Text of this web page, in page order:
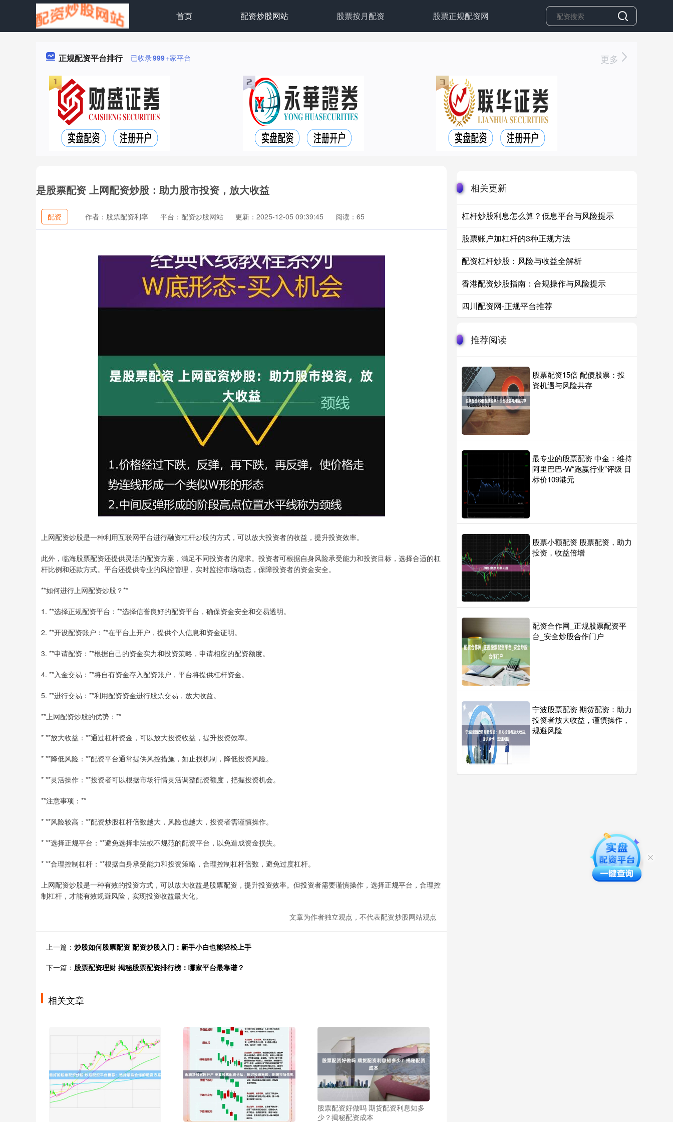
首页 配资炒股网站 股票按月配资 股票正规配资网
正规配资平台排行 已收录999+家平台 更多
是股票配资 上网配资炒股：助力股市投资，放大收益
配资 作者：股票配资利率 平台：配资炒股网站 更新：2025-12-05 09:39:45 阅读：65
上网配资炒股是一种利用互联网平台进行融资杠杆炒股的方式，可以放大投资者的收益，提升投资效率。
此外，临海股票配资还提供灵活的配资方案，满足不同投资者的需求。投资者可根据自身风险承受能力和投资目标，选择合适的杠
杆比例和还款方式。平台还提供专业的风控管理，实时监控市场动态，保障投资者的资金安全。
**如何进行上网配资炒股？**
1. **选择正规配资平台：**选择信誉良好的配资平台，确保资金安全和交易透明。
2. **开设配资账户：**在平台上开户，提供个人信息和资金证明。
3. **申请配资：**根据自己的资金实力和投资策略，申请相应的配资额度。
4. **入金交易：**将自有资金存入配资账户，平台将提供杠杆资金。
5. **进行交易：**利用配资资金进行股票交易，放大收益。
**上网配资炒股的优势：**
* **放大收益：**通过杠杆资金，可以放大投资收益，提升投资效率。
* **降低风险：**配资平台通常提供风控措施，如止损机制，降低投资风险。
* **灵活操作：**投资者可以根据市场行情灵活调整配资额度，把握投资机会。
**注意事项：**
* **风险较高：**配资炒股杠杆倍数越大，风险也越大，投资者需谨慎操作。
* **选择正规平台：**避免选择非法或不规范的配资平台，以免造成资金损失。
* **合理控制杠杆：**根据自身承受能力和投资策略，合理控制杠杆倍数，避免过度杠杆。
上网配资炒股是一种有效的投资方式，可以放大收益是股票配资，提升投资效率。但投资者需要谨慎操作，选择正规平台，合理控
制杠杆，才能有效规避风险，实现投资收益最大化。
文章为作者独立观点，不代表配资炒股网站观点
上一篇： 炒股如何股票配资 配资炒股入门：新手小白也能轻松上手
下一篇： 股票配资理财 揭秘股票配资排行榜：哪家平台最靠谱？
相关文章
股票配资好做吗 期货配资利息知多
少？揭秘配资成本
相关更新
杠杆炒股利息怎么算？低息平台与风险提示
股票账户加杠杆的3种正规方法
配资杠杆炒股：风险与收益全解析
香港配资炒股指南：合规操作与风险提示
四川配资网-正规平台推荐
推荐阅读
股票配资15倍 配债股票：投
资机遇与风险共存
最专业的股票配资 中金：维持
阿里巴巴-W“跑赢行业”评级 目
标价109港元
股票小额配资 股票配资，助力
投资，收益倍增
配资合作网_正规股票配资平
台_安全炒股合作门户
宁波股票配资 期货配资：助力
投资者放大收益，谨慎操作，
规避风险